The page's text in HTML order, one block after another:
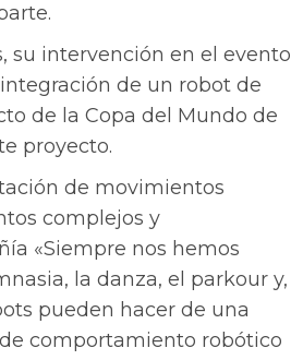
su intervención en el evento
de un robot de
de la Copa del Mundo de
proyecto.
de movimientos
complejos y
«Siempre nos hemos
la danza, el parkour y,
pueden hacer de una
comportamiento robótico